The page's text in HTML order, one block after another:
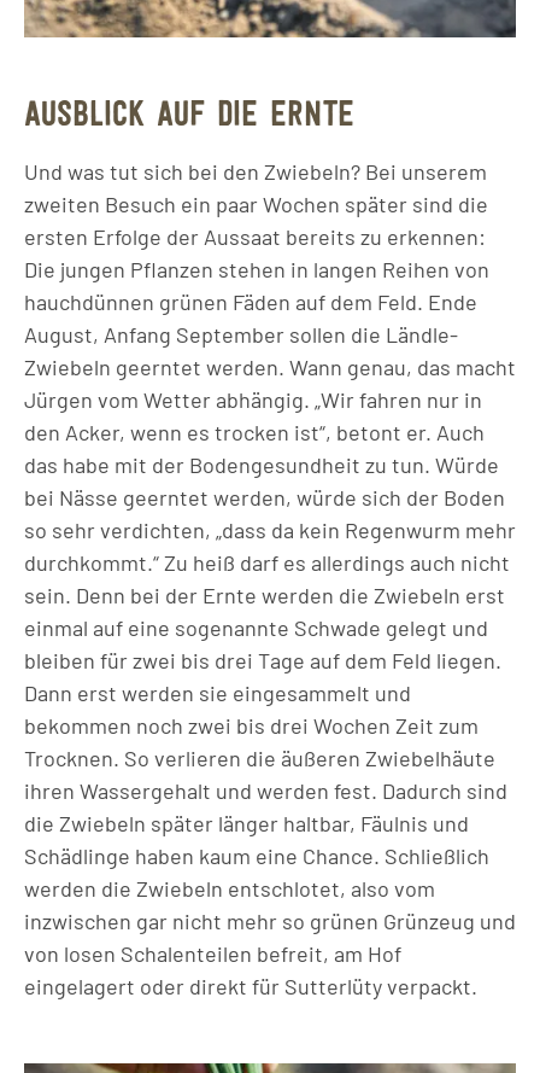
AUSBLICK AUF DIE ERNTE
Und was tut sich bei den Zwiebeln? Bei unserem
zweiten Besuch ein paar Wochen später sind die
ersten Erfolge der Aussaat bereits zu erkennen:
Die jungen Pflanzen stehen in langen Reihen von
hauchdünnen grünen Fäden auf dem Feld. Ende
August, Anfang September sollen die Ländle-
Zwiebeln geerntet werden. Wann genau, das macht
Jürgen vom Wetter abhängig. „Wir fahren nur in
den Acker, wenn es trocken ist“, betont er. Auch
das habe mit der Bodengesundheit zu tun. Würde
bei Nässe geerntet werden, würde sich der Boden
so sehr verdichten, „dass da kein Regenwurm mehr
durchkommt.“ Zu heiß darf es allerdings auch nicht
sein. Denn bei der Ernte werden die Zwiebeln erst
einmal auf eine sogenannte Schwade gelegt und
bleiben für zwei bis drei Tage auf dem Feld liegen.
Dann erst werden sie eingesammelt und
bekommen noch zwei bis drei Wochen Zeit zum
Trocknen. So verlieren die äußeren Zwiebelhäute
ihren Wassergehalt und werden fest. Dadurch sind
die Zwiebeln später länger haltbar, Fäulnis und
Schädlinge haben kaum eine Chance. Schließlich
werden die Zwiebeln entschlotet, also vom
inzwischen gar nicht mehr so grünen Grünzeug und
von losen Schalenteilen befreit, am Hof
eingelagert oder direkt für Sutterlüty verpackt.